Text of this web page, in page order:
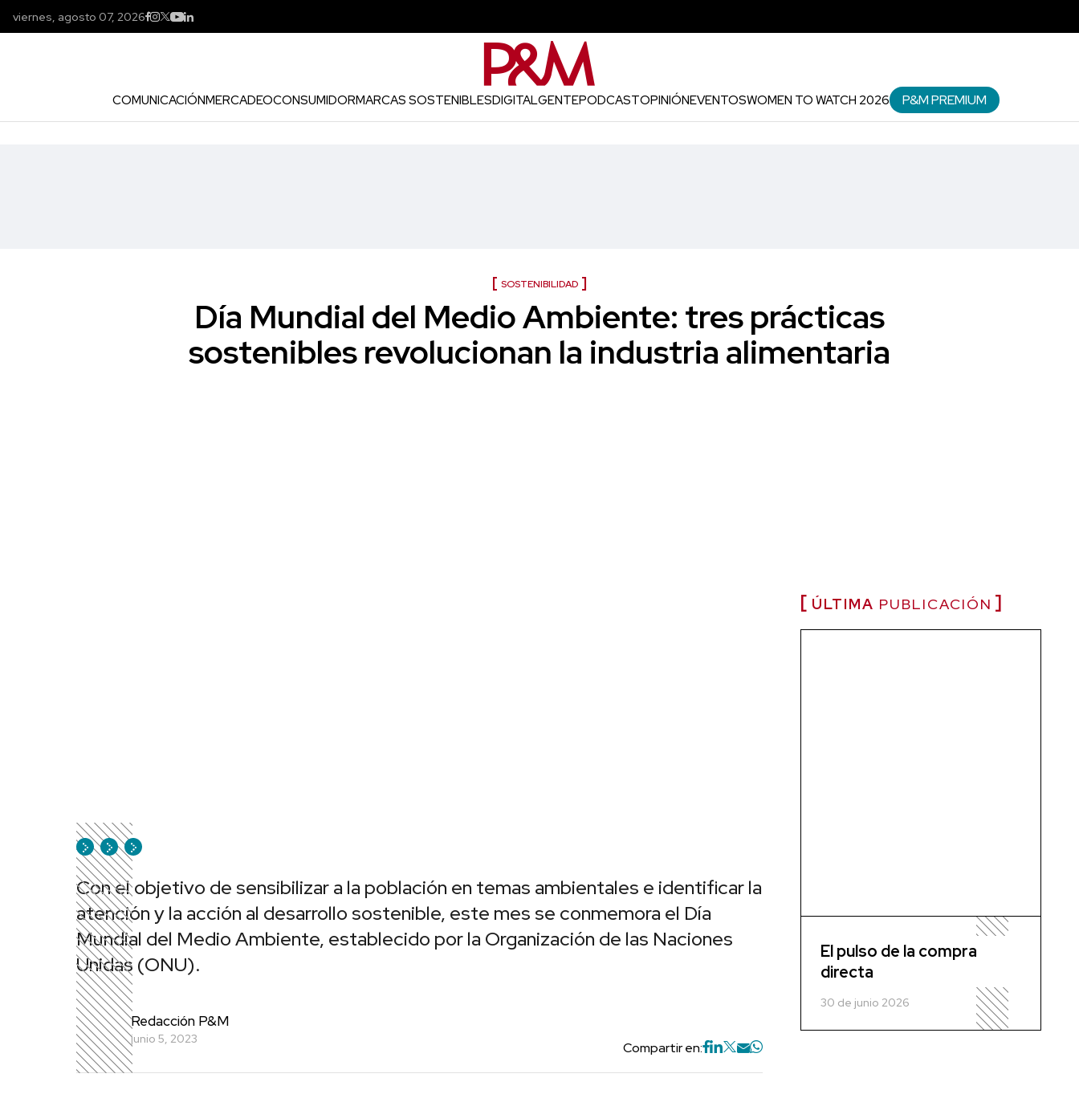
viernes, agosto 07, 2026
COMUNICACIÓNMERCADEOCONSUMIDORMARCAS SOSTENIBLESDIGITALGENTEPODCASTOPINIÓNEVENTOSWOMEN TO WATCH 2026 P&M PREMIUM
SOSTENIBILIDAD
Día Mundial del Medio Ambiente: tres prácticas
sostenibles revolucionan la industria alimentaria
Con el objetivo de sensibilizar a la población en temas ambientales e identificar la
atención y la acción al desarrollo sostenible, este mes se conmemora el Día
Mundial del Medio Ambiente, establecido por la Organización de las Naciones
Unidas (ONU).
Redacción P&M
junio 5, 2023
Compartir en:
ÚLTIMA PUBLICACIÓN
El pulso de la compra
directa
30 de junio 2026